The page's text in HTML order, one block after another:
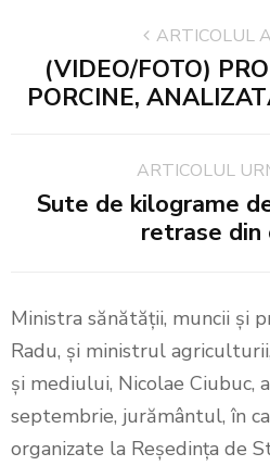
ARTICOLUL
(VIDEO/FOTO)
PORCINE,
ARTICOLUL
Sute de kilograme
retrase din
Ministra sănătății, muncii și
Radu, și ministrul
și mediului, Nicolae Ciubuc,
septembrie, jurământul, în
organizate la Reședința de